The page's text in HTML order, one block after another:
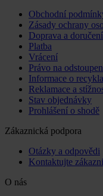
Obchodní
Zásady ochrany
Doprava a doručení
Platba
Vrácení
Právo na
Informace o
Reklamace a
Stav objednávky
Prohlášení o shodě
Zákaznická podpora
Otázky a odpovědi
Kontaktujte
O nás